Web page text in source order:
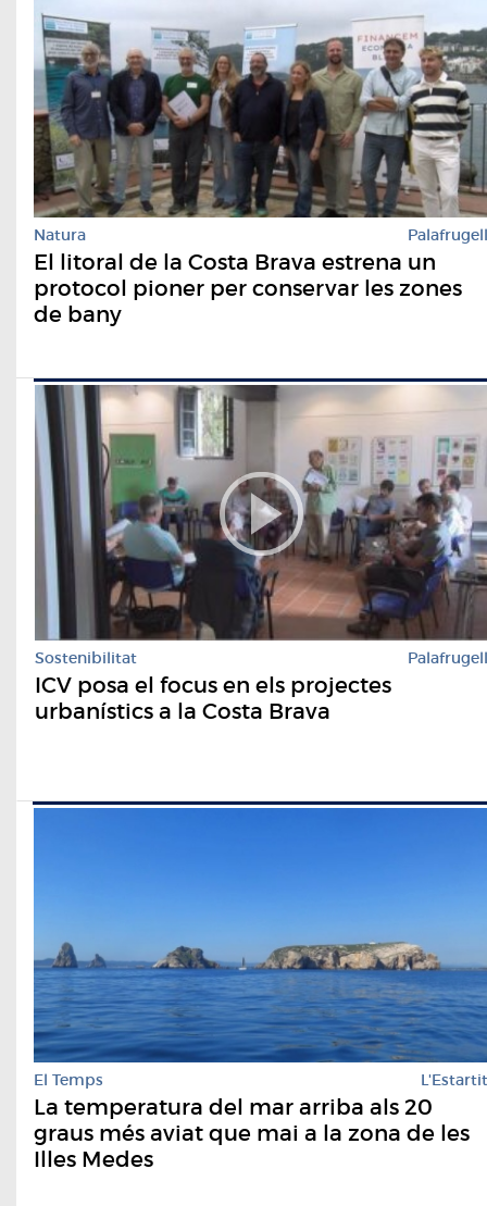
Natura Palafrugell
El litoral de la Costa Brava estrena un
protocol pioner per conservar les zones
de bany
Sostenibilitat Palafrugell
ICV posa el focus en els projectes
urbanístics a la Costa Brava
El Temps L'Estartit
La temperatura del mar arriba als 20
graus més aviat que mai a la zona de les
Illes Medes